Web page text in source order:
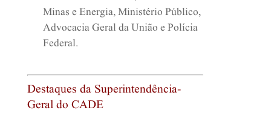
Minas e Energia, Ministério Público,
Advocacia Geral da União e Polícia
Federal.
Destaques da Superintendência-
Geral do CADE